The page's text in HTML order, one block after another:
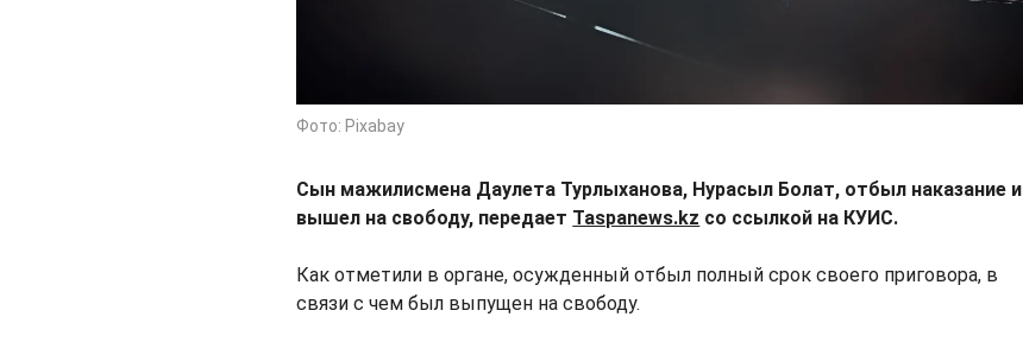
Фото: Pixabay
Сын мажилисмена Даулета Турлыханова, Нурасыл Болат, отбыл наказание и
вышел на свободу, передает Taspanews.kz со ссылкой на КУИС.
Как отметили в органе, осужденный отбыл полный срок своего приговора, в
связи с чем был выпущен на свободу.